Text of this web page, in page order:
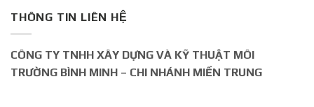
THÔNG TIN LIÊN HỆ
CÔNG TY TNHH XÂY DỰNG VÀ KỸ THUẬT MÔI
TRƯỜNG BÌNH MINH – CHI NHÁNH MIỀN TRUNG